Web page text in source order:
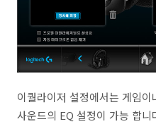
이퀄라이저 설정에서는 게임
사운드의 EQ 설정이 가능 합니